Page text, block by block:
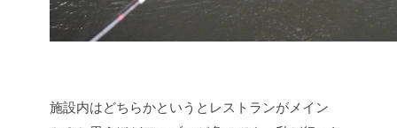
施設内はどちらかというとレストランがメイン